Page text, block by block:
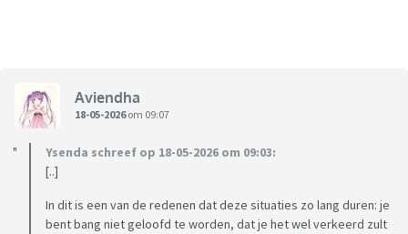
Aviendha
18-05-2026om 09:07
Ysenda schreef op 18-05-2026 om 09:03:
[..]
In dit is een van de redenen dat deze situaties zo lang duren: je
bent bang niet geloofd te worden, dat je het wel verkeerd zult